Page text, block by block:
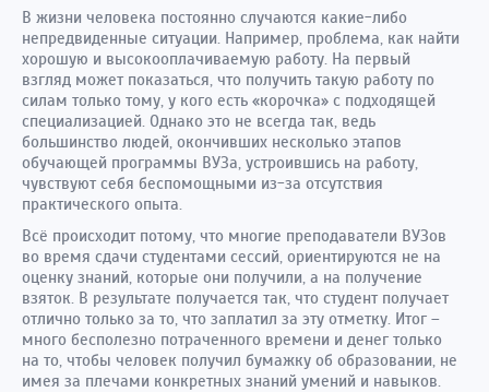
В жизни человека постоянно случаются какие-либо
непредвиденные ситуации. Например, проблема, как найти
хорошую и высокооплачиваемую работу. На первый
взгляд может показаться, что получить такую работу по
силам только тому, у кого есть «корочка» с подходящей
специализацией. Однако это не всегда так, ведь
большинство людей, окончивших несколько этапов
обучающей программы ВУЗа, устроившись на работу,
чувствуют себя беспомощными из-за отсутствия
практического опыта.
Всё происходит потому, что многие преподаватели ВУЗов
во время сдачи студентами сессий, ориентируются не на
оценку знаний, которые они получили, а на получение
взяток. В результате получается так, что студент получает
отлично только за то, что заплатил за эту отметку. Итог –
много бесполезно потраченного времени и денег только
на то, чтобы человек получил бумажку об образовании, не
имея за плечами конкретных знаний умений и навыков.